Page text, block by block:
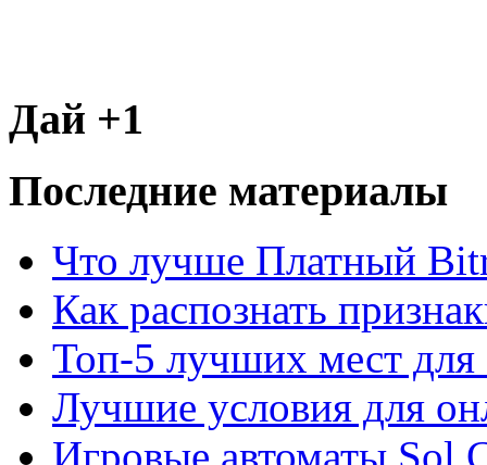
Дай +1
Последние материалы
Что лучше Платный
Как распознать
Топ-5 лучших мест для
Лучшие условия для